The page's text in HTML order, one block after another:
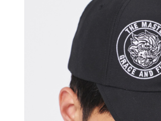
４．使用「AFTEE先享後付」時，將依據個
時審查核予不同之上限額度；若仍有額度不
請求用戶進行身份認證。
５．嚴禁一人註冊多個帳號或使用他人資訊
恩沛科技股份有限公司將有權停止該用戶之
每筆NT$100，滿NT$3,000(含以上)免運